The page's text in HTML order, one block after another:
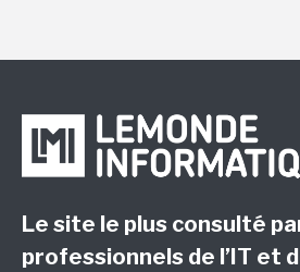
Le site le plus consulté
professionnels de l’IT et